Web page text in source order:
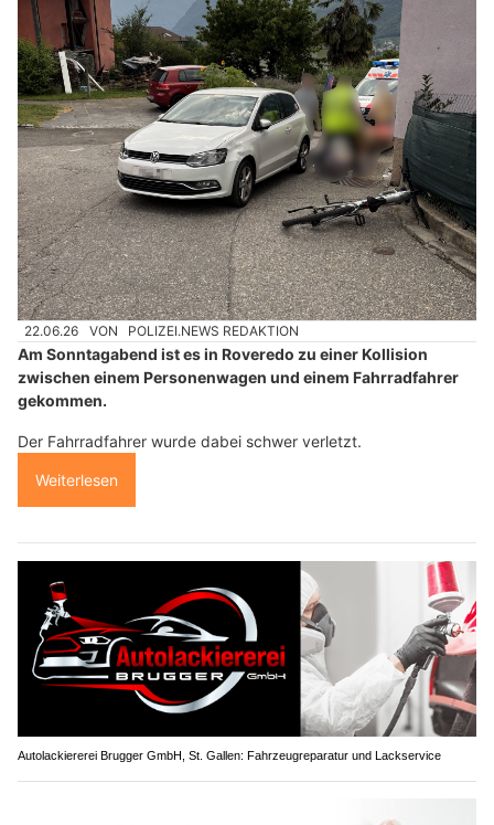
22.06.26 VON POLIZEI.NEWS REDAKTION
Am Sonntagabend ist es in Roveredo zu einer Kollision
zwischen einem Personenwagen und einem Fahrradfahrer
gekommen.
Der Fahrradfahrer wurde dabei schwer verletzt.
Weiterlesen
Autolackiererei Brugger GmbH, St. Gallen: Fahrzeugreparatur und Lackservice